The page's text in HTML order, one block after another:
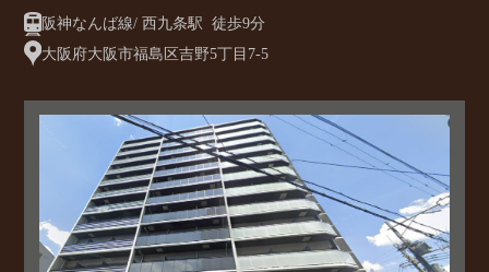
阪神なんば線/ 西九条駅 徒歩9分
大阪府大阪市福島区吉野5丁目7-5